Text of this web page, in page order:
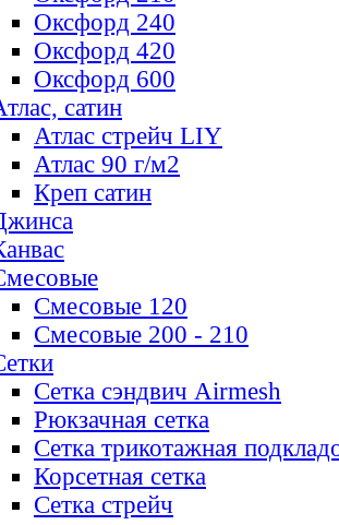
Оксфорд 240
Оксфорд 420
Оксфорд 600
сатин
Атлас стрейч LIY
Атлас 90 г/м2
Креп сатин
Смесовые 120
Смесовые 200 - 210
Сетка сэндвич Airmesh
Рюкзачная сетка
Сетка трикотажная
Корсетная сетка
Сетка стрейч